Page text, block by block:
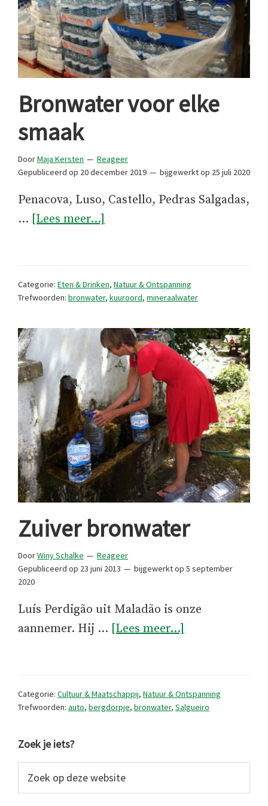
Bronwater voor elke
smaak
DoorMaja Kersten
Reageer
Gepubliceerd op 20 december 2019 bijgewerkt op 25 juli 2020
Penacova, Luso, Castello, Pedras Salgadas,
… [Lees meer...]
Categorie: Eten & Drinken, Natuur & Ontspanning
Trefwoorden: bronwater, kuuroord, mineraalwater
Zuiver bronwater
DoorWiny Schalke
Reageer
Gepubliceerd op 23 juni 2013 bijgewerkt op 5 september
2020
Luís Perdigão uit Maladão is onze
aannemer. Hij … [Lees meer...]
Categorie: Cultuur & Maatschappij, Natuur & Ontspanning
Trefwoorden: auto, bergdorpje, bronwater, Salgueiro
Primaire
Sidebar
Zoek je iets?
op